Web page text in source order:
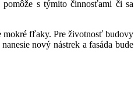
s týmito činnosťami či sa
mokré fľaky. Pre životnosť budovy
nový nástrek a fasáda bude